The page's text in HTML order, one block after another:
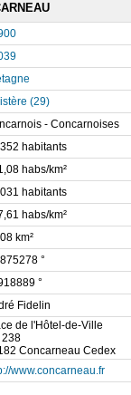
(29)
- Concarnoises
habitants
habs/km²
habitants
habs/km²
km²
°
°
Fidelin
de l'Hôtel-de-Ville
238
Concarneau Cedex
www.concarneau.fr